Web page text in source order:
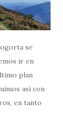
se
ir en
plan
así con
en tanto